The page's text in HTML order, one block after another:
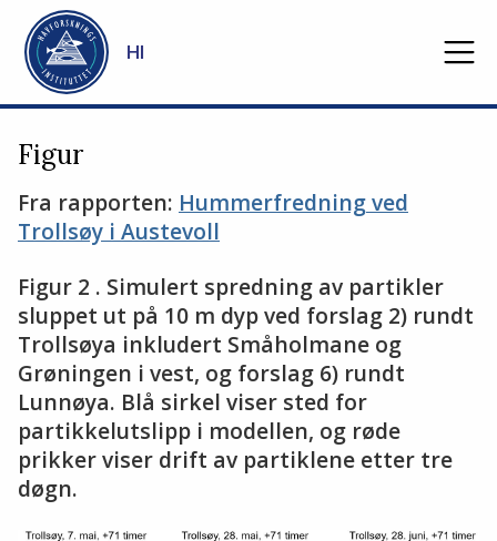
Gå til hovedinnhold
HI
Figur
Fra rapporten: Hummerfredning ved
Trollsøy i Austevoll
Figur 2 . Simulert spredning av partikler
sluppet ut på 10 m dyp ved forslag 2) rundt
Trollsøya inkludert Småholmane og
Grøningen i vest, og forslag 6) rundt
Lunnøya. Blå sirkel viser sted for
partikkelutslipp i modellen, og røde
prikker viser drift av partiklene etter tre
døgn.